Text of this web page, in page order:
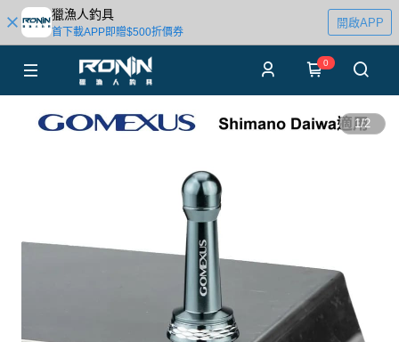
獵漁人釣具
首下載APP即贈$500折價券
開啟APP
0
1/2